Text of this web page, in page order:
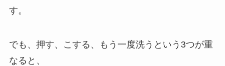
す。
でも、押す、こする、もう一度洗うという3つが重
なると、